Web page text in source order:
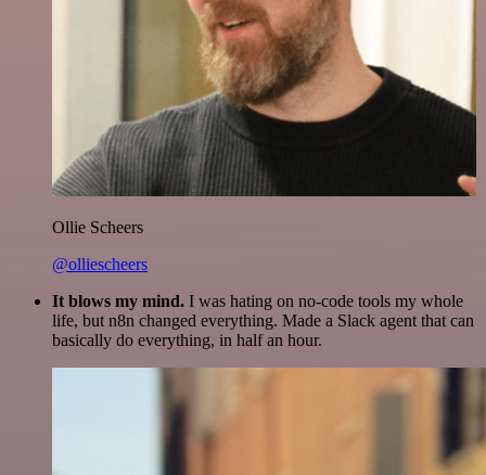
Ollie Scheers
@olliescheers
It blows my mind. I was hating on no-code tools my whole
life, but n8n changed everything. Made a Slack agent that can
basically do everything, in half an hour.